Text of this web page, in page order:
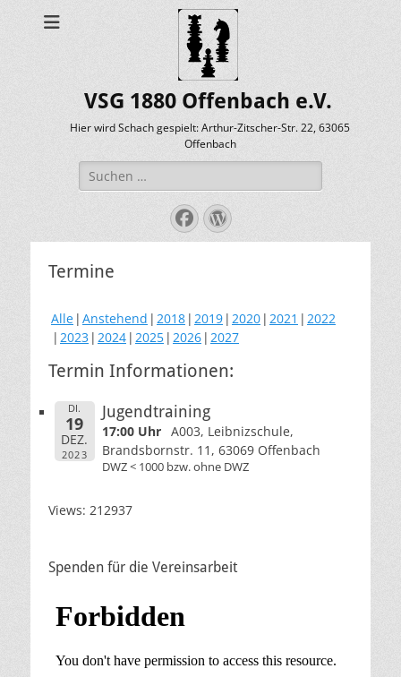
VSG 1880 Offenbach e.V.
Hier wird Schach gespielt: Arthur-Zitscher-Str. 22, 63065
Offenbach
Suche
nach:
Facebook
WordPress
Termine
Alle Anstehend 2018 2019 2020 2021
2022
2023 2024 2025 2026 2027
Termin Informationen:
DI.
19
DEZ.
2023
Jugendtraining
17:00 Uhr A003, Leibnizschule,
Brandsbornstr. 11, 63069 Offenbach
DWZ < 1000 bzw. ohne DWZ
Views: 212937
Spenden für die Vereinsarbeit